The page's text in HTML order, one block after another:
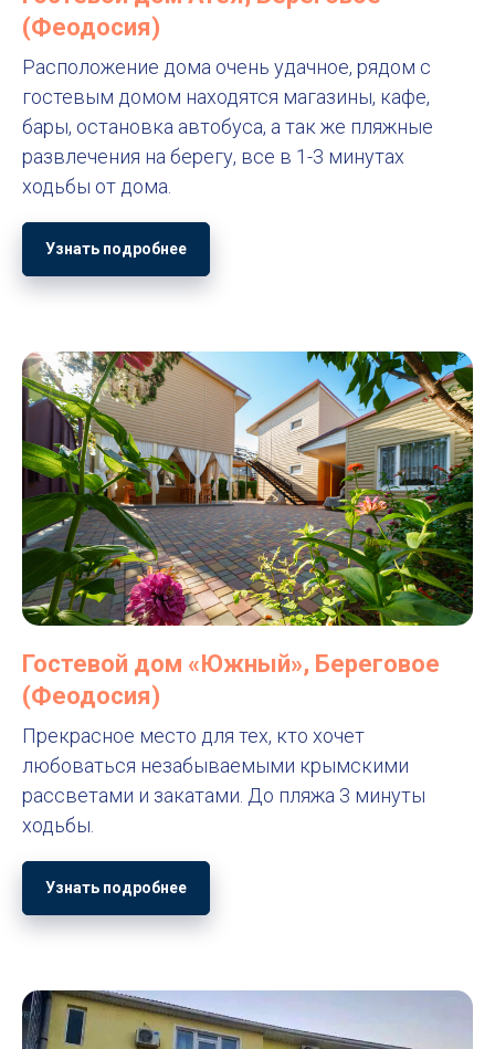
(Феодосия)
Расположение дома очень удачное, рядом с
гостевым домом находятся магазины, кафе,
бары, остановка автобуса, а так же пляжные
развлечения на берегу, все в 1-3 минутах
ходьбы от дома.
Узнать подробнее
Гостевой дом «Южный», Береговое
(Феодосия)
Прекрасное место для тех, кто хочет
любоваться незабываемыми крымскими
рассветами и закатами. До пляжа 3 минуты
ходьбы.
Узнать подробнее